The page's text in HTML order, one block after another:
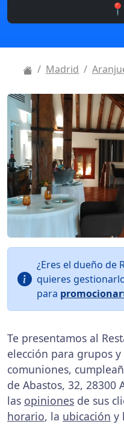
Madrid
¿Eres el dueño de
quieres
para
Te presentamos al
elección para grupos
comuniones,
de Abastos, 32, 28300
las opiniones de sus
horario, la ubicación y